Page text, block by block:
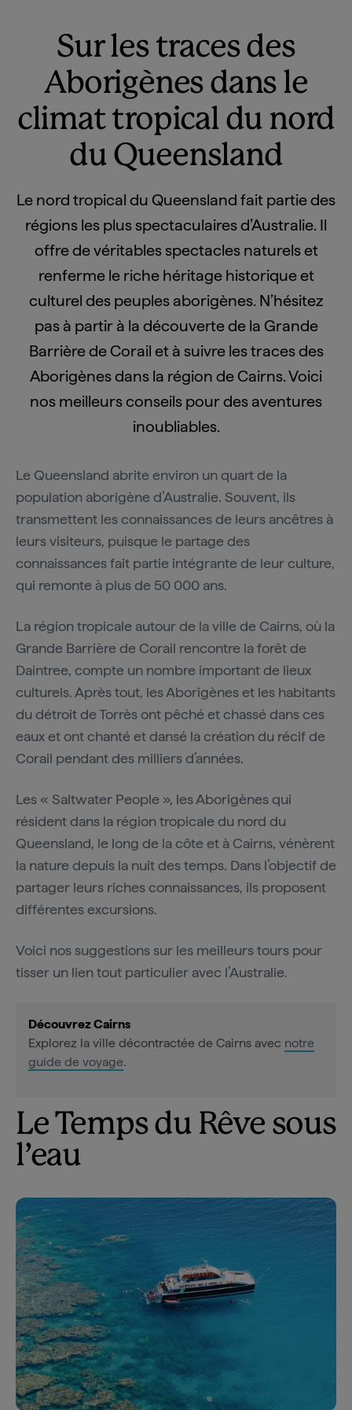
Sur les traces des
Aborigènes dans le
climat tropical du nord
du Queensland
Le nord tropical du Queensland fait partie des
régions les plus spectaculaires d’Australie. Il
offre de véritables spectacles naturels et
renferme le riche héritage historique et
culturel des peuples aborigènes. N’hésitez
pas à partir à la découverte de la Grande
Barrière de Corail et à suivre les traces des
Aborigènes dans la région de Cairns. Voici
nos meilleurs conseils pour des aventures
inoubliables.
Le Queensland abrite environ un quart de la
population aborigène d’Australie. Souvent, ils
transmettent les connaissances de leurs ancêtres à
leurs visiteurs, puisque le partage des
connaissances fait partie intégrante de leur culture,
qui remonte à plus de 50 000 ans.
La région tropicale autour de la ville de Cairns, où la
Grande Barrière de Corail rencontre la forêt de
Daintree, compte un nombre important de lieux
culturels. Après tout, les Aborigènes et les habitants
du détroit de Torrès ont pêché et chassé dans ces
eaux et ont chanté et dansé la création du récif de
Corail pendant des milliers d’années.
Les « Saltwater People », les Aborigènes qui
résident dans la région tropicale du nord du
Queensland, le long de la côte et à Cairns, vénèrent
la nature depuis la nuit des temps. Dans l’objectif de
partager leurs riches connaissances, ils proposent
différentes excursions.
Voici nos suggestions sur les meilleurs tours pour
tisser un lien tout particulier avec l’Australie.
Découvrez Cairns
Explorez la ville décontractée de Cairns avec notre
guide de voyage.
Le Temps du Rêve sous
l’eau